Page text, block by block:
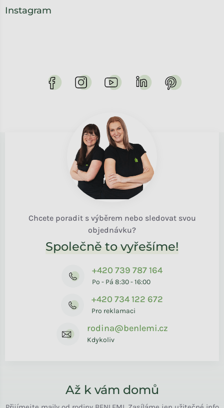
Instagram
Chcete poradit s výběrem nebo sledovat svou
objednávku?
Společně to vyřešíme!
+420 739 787 164
Po - Pá 8:30 - 16:00
+420 734 122 672
Pro reklamaci
rodina@benlemi.cz
Kdykoliv
Až k vám domů